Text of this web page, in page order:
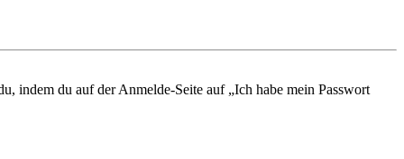
indem du auf der Anmelde-Seite auf „Ich habe mein Passwort